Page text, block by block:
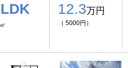
12.3万円
（ 5000円）